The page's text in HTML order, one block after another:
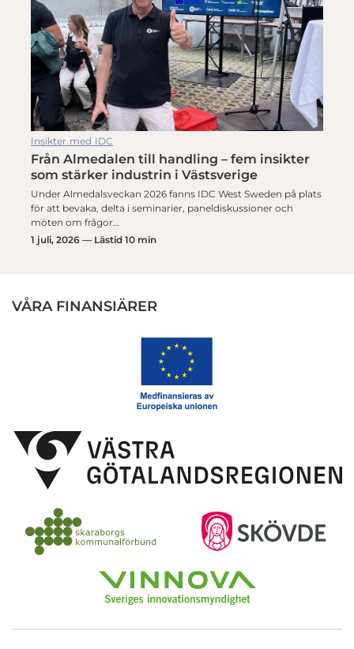
Insikter med IDC
Från Almedalen till handling – fem insikter
som stärker industrin i Västsverige
Under Almedalsveckan 2026 fanns IDC West Sweden på plats
för att bevaka, delta i seminarier, paneldiskussioner och
möten om frågor…
1 juli, 2026 — Lästid 10 min
VÅRA FINANSIÄRER